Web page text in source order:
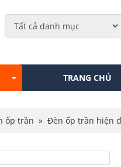
TRANG CHỦ
ốp trần » Đèn ốp trần hiện